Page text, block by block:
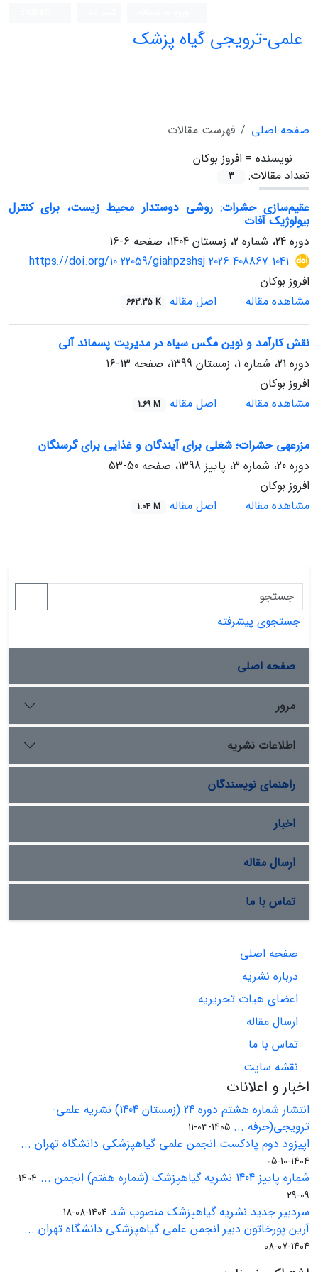
علمی-ترویجی گیاه پزشک
صفحه اصلی
فهرست مقالات
نویسنده = افروز بوکان
تعداد مقالات:
3
عقیم‌سازی حشرات: روشی دوستدار محیط زیست، برای کنترل
بیولوژیک آفات
دوره 24، شماره 2، زمستان 1404، صفحه
6-16
https://doi.org/10.22059/giahpzshsj.2026.408867.1041
افروز بوکان
مشاهده مقاله
اصل مقاله 663.35 K
نقش کارآمد و نوین مگس سیاه در مدیریت پسماند آلی
دوره 21، شماره 1، زمستان 1399، صفحه
13-16
افروز بوکان
مشاهده مقاله
اصل مقاله 1.69 M
مزرعه‏ی حشرات؛ شغلی برای آیندگان و غذایی برای گرسنگان
دوره 20، شماره 3، پاییز 1398، صفحه
50-53
افروز بوکان
مشاهده مقاله
اصل مقاله 1.04 M
جستجوی پیشرفته
صفحه اصلی
مرور
اطلاعات نشریه
راهنمای نویسندگان
اخبار
ارسال مقاله
تماس با ما
صفحه اصلی
درباره نشریه
اعضای هیات تحریریه
ارسال مقاله
تماس با ما
نقشه سایت
اخبار و اعلانات
انتشار شماره هشتم دوره 24 (زمستان 1404) نشریه علمی-
ترویجی(حرفه ... 1405-03-11
اپیزود دوم پادکست انجمن علمی گیاهپزشکی دانشگاه تهران ...
1404-10-05
شماره پاییز 1404 نشریه گیاهپزشک (شماره هفتم) انجمن ...
1404-
09-29
سردبیر جدید نشریه گیاهپزشک منصوب شد 1404-08-18
آرین پورخاتون دبیر انجمن علمی گیاهپزشکی دانشگاه تهران ...
1404-07-08